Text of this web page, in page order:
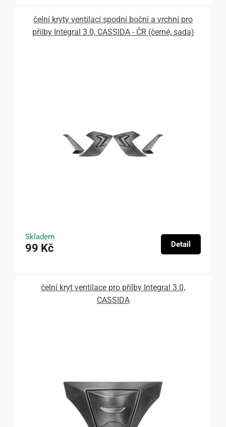
čelní kryty ventilací spodní boční a vrchní pro
přilby Integral 3.0, CASSIDA - ČR (černé, sada)
Skladem
99 Kč Detail
čelní kryt ventilace pro přilby Integral 3.0,
CASSIDA